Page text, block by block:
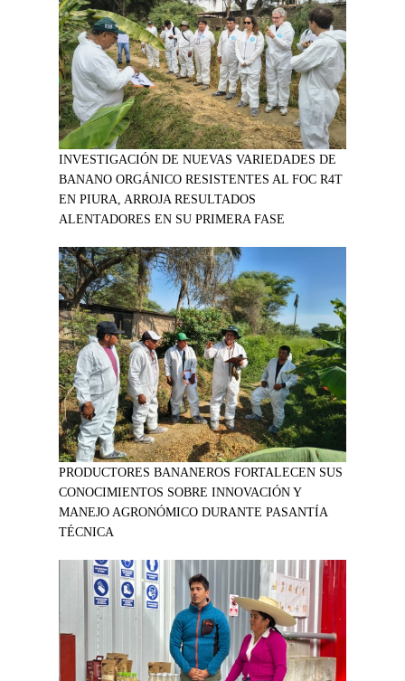
INVESTIGACIÓN DE NUEVAS VARIEDADES DE
BANANO ORGÁNICO RESISTENTES AL FOC R4T
EN PIURA, ARROJA RESULTADOS
ALENTADORES EN SU PRIMERA FASE
PRODUCTORES BANANEROS FORTALECEN SUS
CONOCIMIENTOS SOBRE INNOVACIÓN Y
MANEJO AGRONÓMICO DURANTE PASANTÍA
TÉCNICA